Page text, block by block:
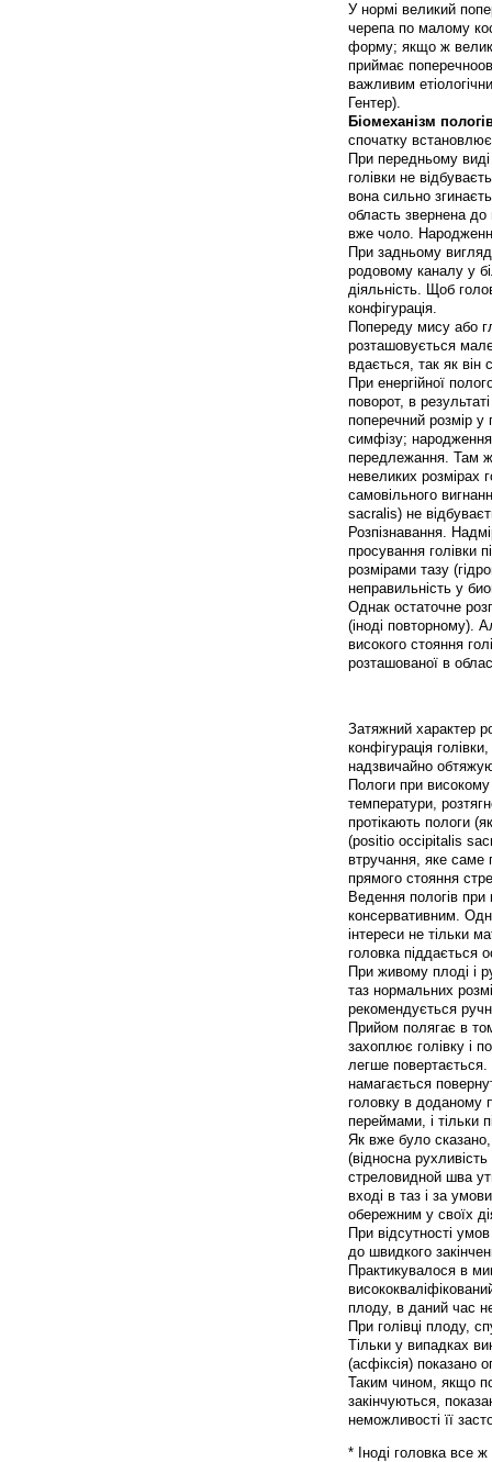
У нормі великий
черепа по малому
форму; якщо ж
приймає
важливим
Гентер).
Біомеханізм
спочатку
При передньому
голівки не
вона сильно
область звернена
вже чоло.
При задньому
родовому каналу у
діяльність. Щоб
конфігурація.
Попереду мису або
розташовується
вдається, так як він
При енергійної
поворот, в
поперечний розмір
симфізу; народження
передлежання. Там
невеликих розмірах
самовільного
sacralis) не
Розпізнавання.
просування голівки
розмірами тазу
неправильність у
Однак остаточне
(іноді повторному).
високого стояння
розташованої в
Затяжний характер
конфігурація
надзвичайно
Пологи при
температури,
протікають пологи
(positio occipitalis
втручання, яке саме
прямого стояння
Ведення пологів
консервативним.
інтереси не тільки
головка піддається
При живому плоді і
таз нормальних
рекомендується
Прийом полягає в
захоплює голівку і
легше
намагається
головку в доданому
переймами, і тільки
Як вже було сказано,
(відносна
стреловидной шва
вході в таз і за
обережним у своїх
При відсутності
до швидкого
Практикувалося в
плоду, в даний час
При голівці плоду,
Тільки у випадках
(асфіксія) показано
Таким чином, якщо
закінчуються,
неможливості її
* Іноді головка все